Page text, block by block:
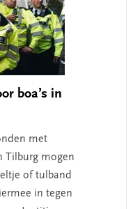
boa’s in
met
Tilburg mogen
of tulband
in tegen